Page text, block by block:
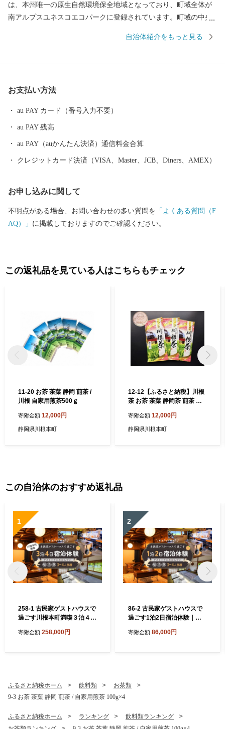
は、本州唯一の原生自然環境保全地域となっており、町域全体が
南アルプスユネスコエコパークに登録されています。町域の中央
住民は「水と森の番人」として日々の暮らしを営んでおり、2009
本三大銘茶の一つである川根茶の茶園景観が広がっています。
自治体紹介をもっと見る
お支払い方法
au PAY カード（番号入力不要）
au PAY 残高
au PAY（auかんたん決済）通信料金合算
クレジットカード決済（VISA、Master、JCB、Diners、AMEX）
お申し込みに関して
不明点がある場合、お問い合わせの多い質問を 「よくある質問（F
AQ）」 に掲載しておりますのでご確認ください。
この返礼品を見ている人はこちらもチェック
11-20 お茶 茶葉 静岡 煎茶 /
川根 自家用煎茶500ｇ
寄附金額 12,000円
静岡県川根本町
12-12【ふるさと納税】川根
茶 お茶 茶葉 静岡茶 煎茶 ブ
寄附金額 12,000円
静岡県川根本町
この自治体のおすすめ返礼品
1
258-1 古民家ゲストハウスで
過ごす川根本町満喫３泊４日
んせい宿泊券（3-4人部屋）
寄附金額 258,000円
2
86-2 古民家ゲストハウスで
過ごす1泊2日宿泊体験｜ゲ
（3-4人部屋）
寄附金額 86,000円
ふるさと納税ホーム 飲料類
お茶類
9-3 お茶 茶葉 静岡 煎茶 / 自家用煎茶 100g×4
ふるさと納税ホーム ランキング
飲料類ランキング